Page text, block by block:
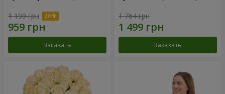
1 199 грн
Заказать
1 764 грн
Заказать